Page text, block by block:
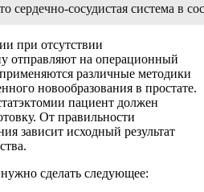
сердечно-сосудистая система в
при отсутствии
отправляют на операционный
различные методики
новообразования в простате.
пациент должен
От правильности
зависит исходный результат
сделать следующее: